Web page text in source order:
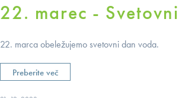
22. marec -
22. marca obeležujemo svetovni dan voda.
Preberite več